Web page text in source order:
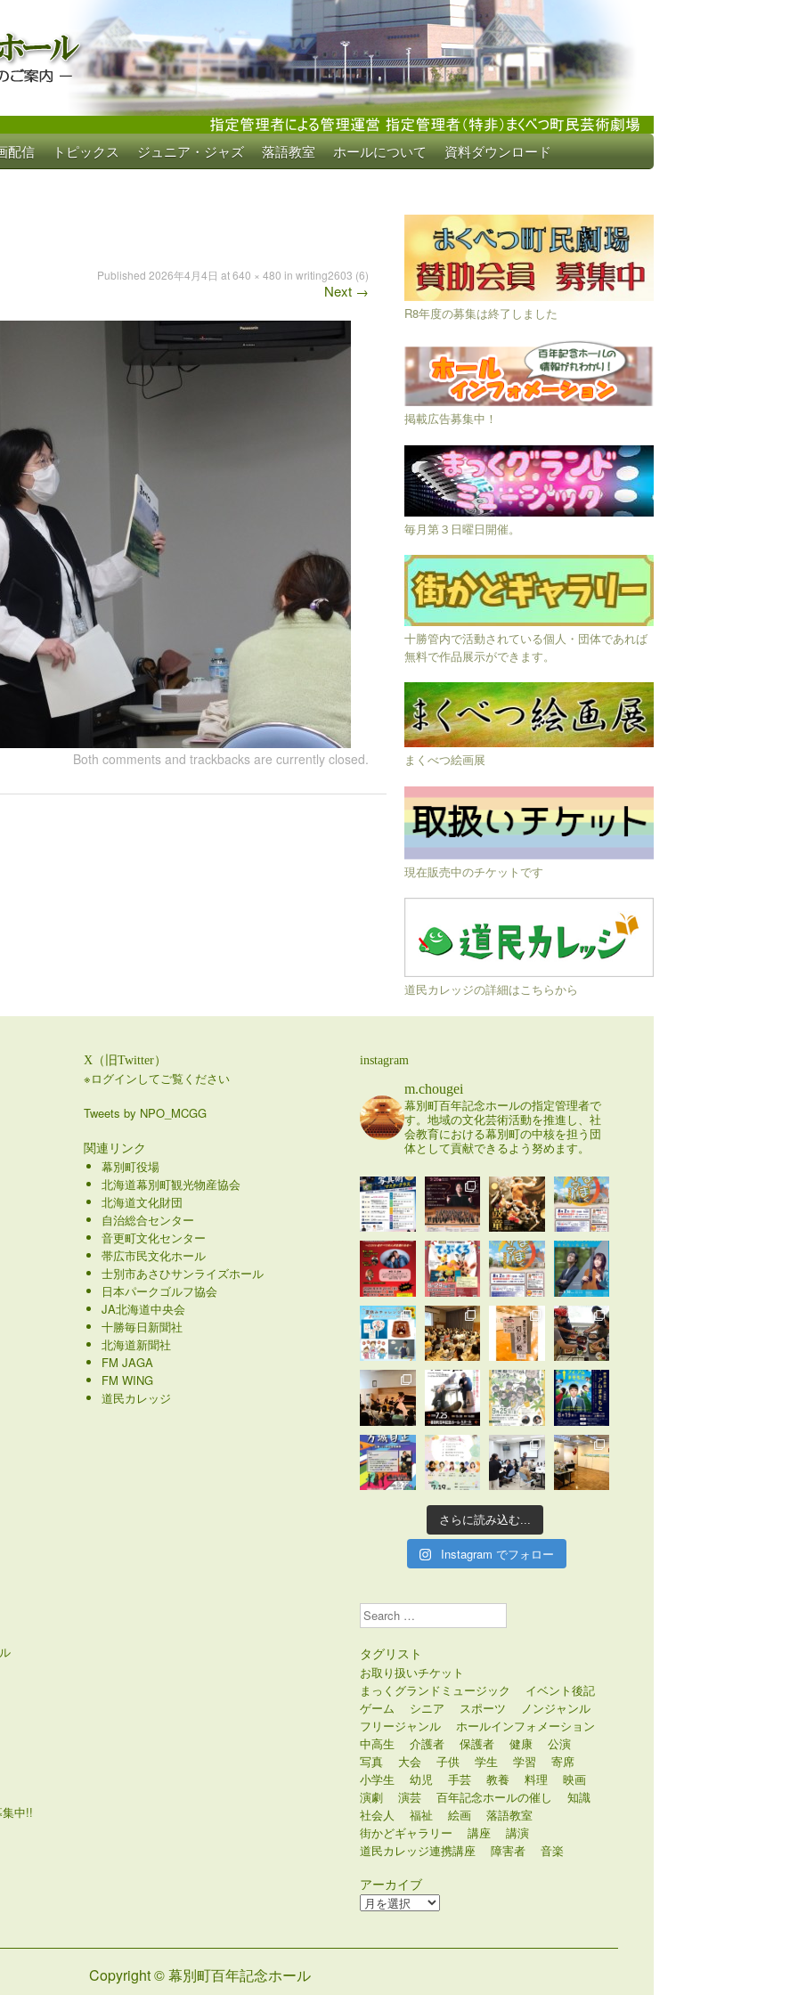
ール
配信 トピックス ジュニア・ジャズ 落語教室 ホールについて 資料ダウンロード
Published 2026年4月4日 at640 × 480 in writing2603 (6)
Next →
Both comments and trackbacks are currently closed.
R8年度の募集は終了しました
掲載広告募集中！
毎月第３日曜日開催。
十勝管内で活動されている個人・団体であれば
無料で作品展示ができます。
まくべつ絵画展
現在販売中のチケットです
道民カレッジの詳細はこちらから
中!!
X（旧Twitter）
※ログインしてご覧ください
Tweets by NPO_MCGG
関連リンク
幕別町役場
北海道幕別町観光物産協会
北海道文化財団
自治総合センター
音更町文化センター
帯広市民文化ホール
士別市あさひサンライズホール
日本パークゴルフ協会
JA北海道中央会
十勝毎日新聞社
北海道新聞社
FM JAGA
FM WING
道民カレッジ
instagram
m.chougei
幕別町百年記念ホールの指定管理者で
す。地域の文化芸術活動を推進し、社
会教育における幕別町の中核を担う団
体として貢献できるよう努めます。
さらに読み込む...
Instagram でフォロー
Search
タグリスト
お取り扱いチケット
まっくグランドミュージック
イベント後記
ゲーム
シニア スポーツ
ノンジャンル
フリージャンル
ホールインフォメーション
中高生
介護者 保護者 健康
公演
写真
大会 子供 学生 学習
寄席
小学生
幼児 手芸 教養 料理
映画
演劇
演芸 百年記念ホールの催し
知識
社会人
福祉 絵画
落語教室
街かどギャラリー
講座
講演
道民カレッジ連携講座
障害者 音楽
アーカイブ
ア
Copyright © 幕別町百年記念ホール